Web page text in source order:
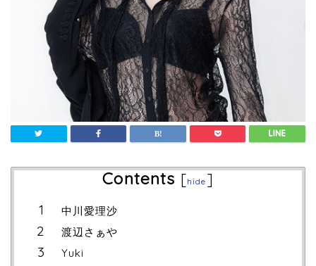
Contents [hide ]
中川愛理沙
渡辺さぁや
Yuki